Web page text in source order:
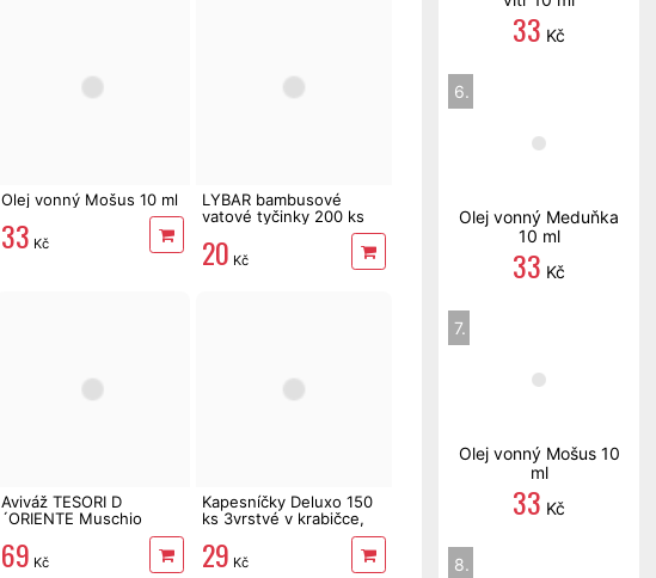
Olej vonný Mošus 10 ml
33 Kč
LYBAR bambusové
vatové tyčinky 200 ks
20 Kč
Aviváž TESORI D
´ORIENTE Muschio
Bianco 760 ml 38 PD
69 Kč
Kapesníčky Deluxo 150
ks 3vrstvé v krabičce,
29 Kč
33 Kč
6.
Olej vonný Meduňka
10 ml
33 Kč
7.
Olej vonný Mošus 10
ml
33 Kč
8.